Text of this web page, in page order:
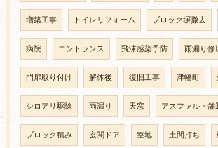
増築工事 トイレリフォーム ブロック塀撤去
病院 エントランス 飛沫感染予防 雨漏り修
門扉取り付け 解体後 復旧工事 津幡町
シロアリ駆除 雨漏り 天窓 アスファルト舗
ブロック積み 玄関ドア 整地 土間打ち